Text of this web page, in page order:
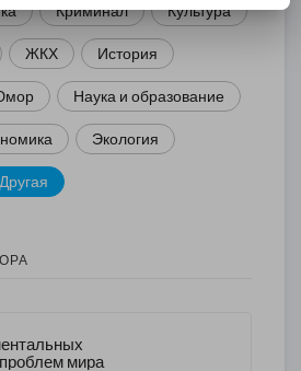
Криминал Культура
ЖКХ История
Наука и образование
Экология
Другая
мира